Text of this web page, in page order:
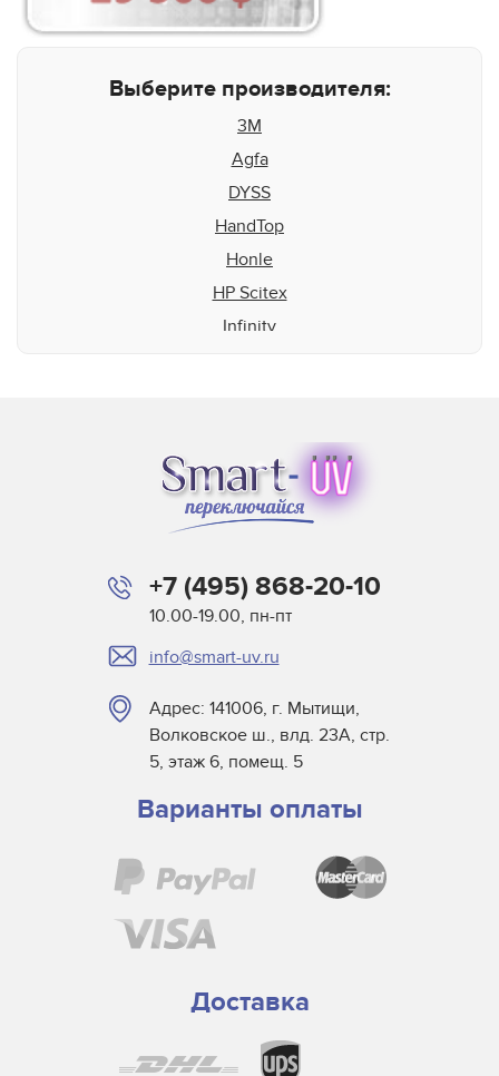
Выберите производителя:
3M
Agfa
DYSS
HandTop
Honle
HP Scitex
Infinity
Leggett & Platt
Mark Andy
Matan
Mimaki
MTL Print
Mutoh
Oce
Printing Imaging Tech.
SkyJet
Spuhl Virtu
Teckwin
Truepress
+7 (495) 868-20-10
10.00-19.00, пн-пт
info@smart-uv.ru
Адрес: 141006, г. Мытищи,
Волковское ш., влд. 23А, стр.
5, этаж 6, помещ. 5
Варианты оплаты
Доставка